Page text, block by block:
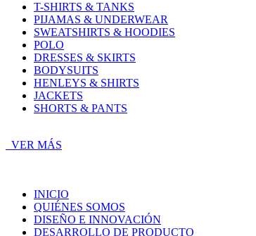
T-SHIRTS & TANKS
PIJAMAS & UNDERWEAR
SWEATSHIRTS & HOODIES
POLO
DRESSES & SKIRTS
BODYSUITS
HENLEYS & SHIRTS
JACKETS
SHORTS & PANTS
VER MÁS
INICIO
QUIÉNES SOMOS
DISEÑO E INNOVACIÓN
DESARROLLO DE PRODUCTO